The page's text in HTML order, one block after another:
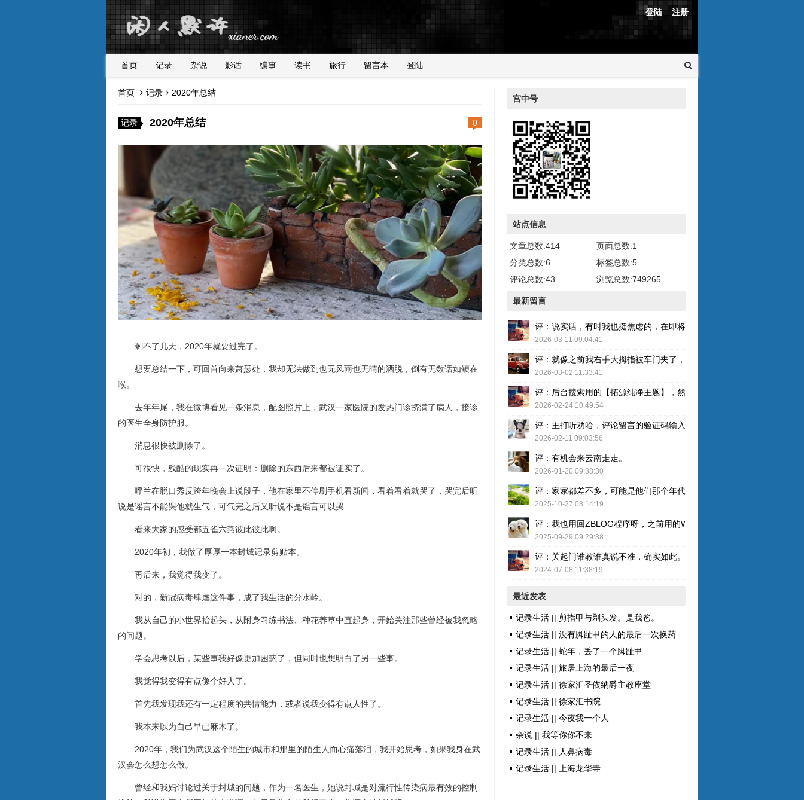
登陆 注册
首页 记录 杂说 影话 编事 读书 旅行 留言本 登陆
首页 记录 2020年总结
记录 0
2020年总结
剩不了几天，2020年就要过完了。
想要总结一下，可回首向来萧瑟处，我却无法做到也无风雨也无晴的洒脱，倒有无数话如鲠在
喉。
去年年尾，我在微博看见一条消息，配图照片上，武汉一家医院的发热门诊挤满了病人，接诊
的医生全身防护服。
消息很快被删除了。
可很快，残酷的现实再一次证明：删除的东西后来都被证实了。
呼兰在脱口秀反跨年晚会上说段子，他在家里不停刷手机看新闻，看着看着就哭了，哭完后听
说是谣言不能哭他就生气，可气完之后又听说不是谣言可以哭……
看来大家的感受都五雀六燕彼此彼此啊。
2020年初，我做了厚厚一本封城记录剪贴本。
再后来，我觉得我变了。
对的，新冠病毒肆虐这件事，成了我生活的分水岭。
我从自己的小世界抬起头，从附身习练书法、种花养草中直起身，开始关注那些曾经被我忽略
的问题。
学会思考以后，某些事我好像更加困惑了，但同时也想明白了另一些事。
我觉得我变得有点像个好人了。
首先我发现我还有一定程度的共情能力，或者说我变得有点人性了。
我本来以为自己早已麻木了。
2020年，我们为武汉这个陌生的城市和那里的陌生人而心痛落泪，我开始思考，如果我身在武
汉会怎么想怎么做。
曾经和我妈讨论过关于封城的问题，作为一名医生，她说封城是对流行性传染病最有效的控制
宫中号
站点信息
文章总数:414
页面总数:1
分类总数:6
标签总数:5
评论总数:43
浏览总数:749265
最新留言
评：说实话，有时我也挺焦虑的，在即将奔五的年纪，健康才是最重要
2026-03-11 09:04:41
评：就像之前我右手大拇指被车门夹了，整个指甲黑了，最后整个指甲
2026-03-02 11:33:41
评：后台搜索用的【拓源纯净主题】，然后简单配图就OK了。
2026-02-24 10:49:54
评：主打听劝哈，评论留言的验证码输入已取消，感谢建议哈！
2026-02-11 09:03:56
评：有机会来云南走走。
2026-01-20 09:38:30
评：家家都差不多，可能是他们那个年代人的特色吧。
2025-10-27 08:14:19
评：我也用回ZBLOG程序呀，之前用的WP还是有点难用的，主要后台
2025-09-29 09:29:38
评：关起门谁教谁真说不准，确实如此。而且现在的女性比较独立了，
2024-07-08 11:38:19
最近发表
记录生活 || 剪指甲与剃头发。是我爸。
记录生活 || 没有脚趾甲的人的最后一次换药
记录生活 || 蛇年，丢了一个脚趾甲
记录生活 || 旅居上海的最后一夜
记录生活 || 徐家汇圣依纳爵主教座堂
记录生活 || 徐家汇书院
记录生活 || 今夜我一个人
杂说 || 我等你你不来
记录生活 || 人鼻病毒
记录生活 || 上海龙华寺